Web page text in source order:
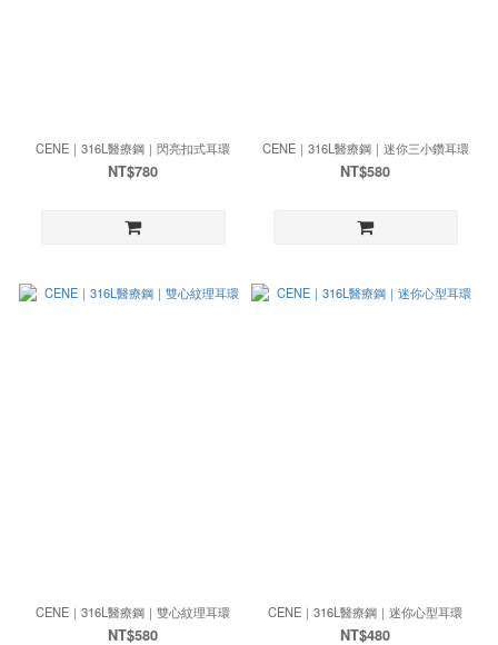
CENE｜316L醫療鋼｜閃亮扣式耳環
NT$780
CENE｜316L醫療鋼｜迷你三小鑽耳環
NT$580
CENE｜316L醫療鋼｜雙心紋理耳環
NT$580
CENE｜316L醫療鋼｜迷你心型耳環
NT$480